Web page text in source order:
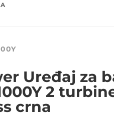
Uređaj za
2
crna